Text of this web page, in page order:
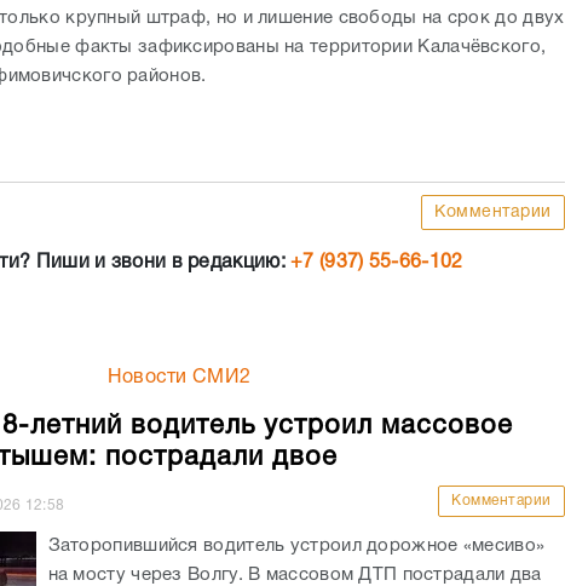
крупный штраф, но и лишение свободы на срок до двух
факты зафиксированы на территории Калачёвского,
районов.
Комментарии
Пиши и звони в редакцию:+7 (937) 55-66-102
Новости СМИ2
летний водитель устроил массовое
пострадали двое
12:58 Комментарии
Заторопившийся водитель устроил дорожное «месиво»
на мосту через Волгу. В массовом ДТП пострадали два